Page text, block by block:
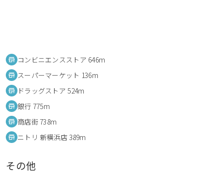
コンビニエンスストア 646m
スーパーマーケット 136m
ドラッグストア 524m
銀行 775m
商店街 738m
ニトリ 新横浜店 389m
その他